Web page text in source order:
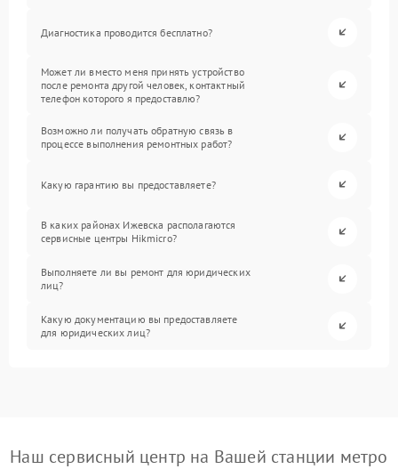
Диагностика проводится бесплатно?
Может ли вместо меня принять устройство
после ремонта другой человек, контактный
телефон которого я предоставлю?
Возможно ли получать обратную связь в
процессе выполнения ремонтных работ?
Какую гарантию вы предоставляете?
В каких районах Ижевска располагаются
сервисные центры Hikmicro?
Выполняете ли вы ремонт для юридических
лиц?
Какую документацию вы предоставляете
для юридических лиц?
Наш сервисный центр на Вашей станции метро